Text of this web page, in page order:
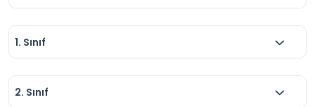
1. Sınıf
2. Sınıf